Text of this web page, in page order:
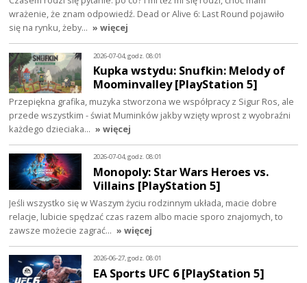
wrażenie, że znam odpowiedź. Dead or Alive 6: Last Round pojawiło
się na rynku, żeby… » więcej
2026-07-04, godz. 08:01
Kupka wstydu: Snufkin: Melody of
Moominvalley [PlayStation 5]
Przepiękna grafika, muzyka stworzona we współpracy z Sigur Ros, ale
przede wszystkim - świat Muminków jakby wzięty wprost z wyobraźni
każdego dzieciaka… » więcej
2026-07-04, godz. 08:01
Monopoly: Star Wars Heroes vs.
Villains [PlayStation 5]
Jeśli wszystko się w Waszym życiu rodzinnym układa, macie dobre
relacje, lubicie spędzać czas razem albo macie sporo znajomych, to
zawsze możecie zagrać… » więcej
2026-06-27, godz. 08:01
EA Sports UFC 6 [PlayStation 5]